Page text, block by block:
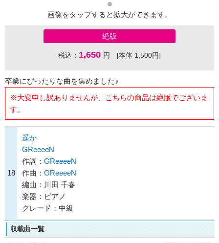
画像をタップすると拡大ができます。
絶版
税込： 1,650 円 [本体 1,500円]
卒業にぴったりな曲を集めました♪
※大変申し訳ありませんが、こちらの商品は絶版でございま
す。
18
遥か
GReeeeN
作詞： GReeeeN
作曲： GReeeeN
編曲：川田 千春
楽器：ピアノ
グレード：中級
収載曲一覧